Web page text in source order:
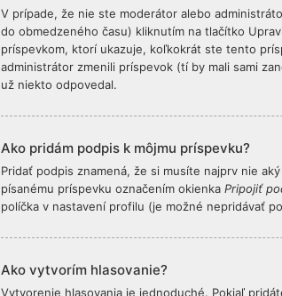
V prípade, že nie ste moderátor alebo
do obmedzeného času) kliknutím na tlačítko
príspevkom, ktorí ukazuje, koľkokrát ste tento
administrátor zmenili príspevok (tí by mali sami
už niekto odpovedal.
Ako pridám podpis k môjmu príspevku?
Pridať podpis znamená, že si musíte najprv nie
písanému príspevku označením okienkaPripojiť
políčka v nastavení profilu (je možné nepridávať
Ako vytvorím hlasovanie?
Vytvorenie hlasovania je jednoduché. Pokiaľ